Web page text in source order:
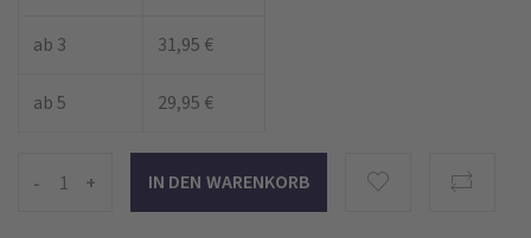
ab 3 31,95 €
ab 5 29,95 €
- +